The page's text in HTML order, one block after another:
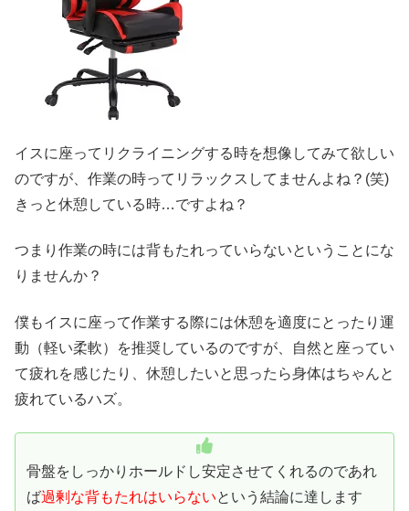
イスに座ってリクライニングする時を想像してみて欲しい
のですが、作業の時ってリラックスしてませんよね？(笑)
きっと休憩している時…ですよね？
つまり作業の時には背もたれっていらないということにな
りませんか？
僕もイスに座って作業する際には休憩を適度にとったり運
動（軽い柔軟）を推奨しているのですが、自然と座ってい
て疲れを感じたり、休憩したいと思ったら身体はちゃんと
疲れているハズ。
骨盤をしっかりホールドし安定させてくれるのであれ
ば過剰な背もたれはいらないという結論に達します